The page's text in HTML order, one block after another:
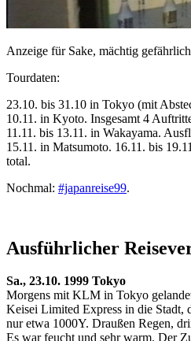
Anzeige für Sake, mächtig
Tourdaten:
23.10. bis 31.10 in Tokyo (mit
10.11. in Kyoto. Insgesamt 4
11.11. bis 13.11. in Wakayama.
15.11. in Matsumoto. 16.11. bis
total.
Nochmal: #japanreise99.
Ausführlicher
Sa., 23.10. 1999 Tokyo
Morgens mit KLM in Tokyo
Keisei Limited Express in die Stadt,
nur etwa 1000Y. Draußen Regen,
Es war feucht und sehr warm. Der